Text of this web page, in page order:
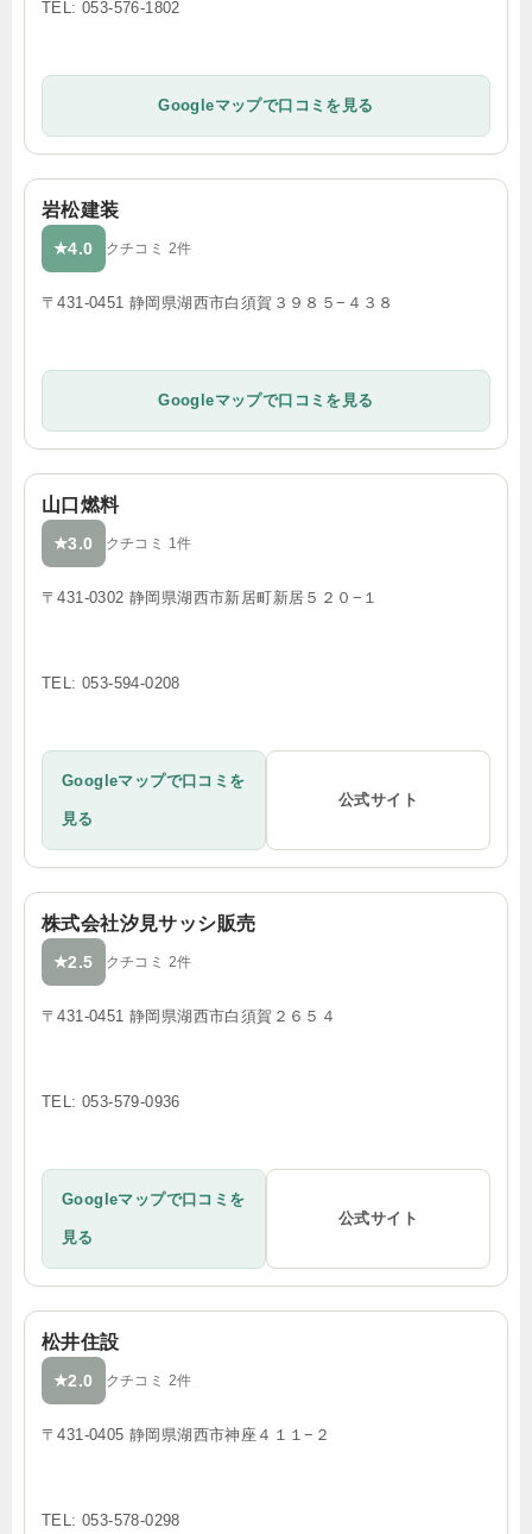
TEL: 053-576-1802
Googleマップで口コミを見る
岩松建装
★4.0 クチコミ 2件
〒431-0451 静岡県湖西市白須賀３９８５−４３８
Googleマップで口コミを見る
山口燃料
★3.0 クチコミ 1件
〒431-0302 静岡県湖西市新居町新居５２０−１
TEL: 053-594-0208
Googleマップで口コミを
見る
公式サイト
株式会社汐見サッシ販売
★2.5 クチコミ 2件
〒431-0451 静岡県湖西市白須賀２６５４
TEL: 053-579-0936
Googleマップで口コミを
見る
公式サイト
松井住設
★2.0 クチコミ 2件
〒431-0405 静岡県湖西市神座４１１−２
TEL: 053-578-0298